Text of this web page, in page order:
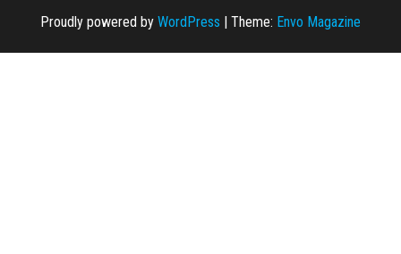
Proudly powered by WordPress | Theme: Envo Magazine